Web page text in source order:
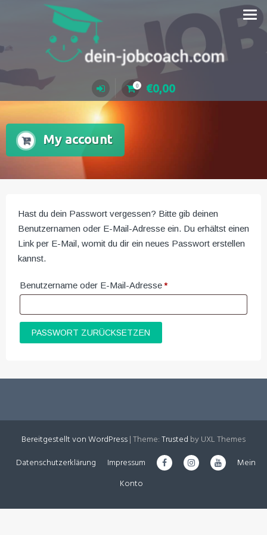
0 €0,00
My account
Hast du dein Passwort vergessen? Bitte gib deinen
Benutzernamen oder E-Mail-Adresse ein. Du erhältst einen
Link per E-Mail, womit du dir ein neues Passwort erstellen
kannst.
Benutzername oder E-Mail-Adresse*
PASSWORT ZURÜCKSETZEN
Bereitgestellt von WordPress|Theme:Trusted by UXL Themes
Datenschutzerklärung
Impressum
Mein
Konto